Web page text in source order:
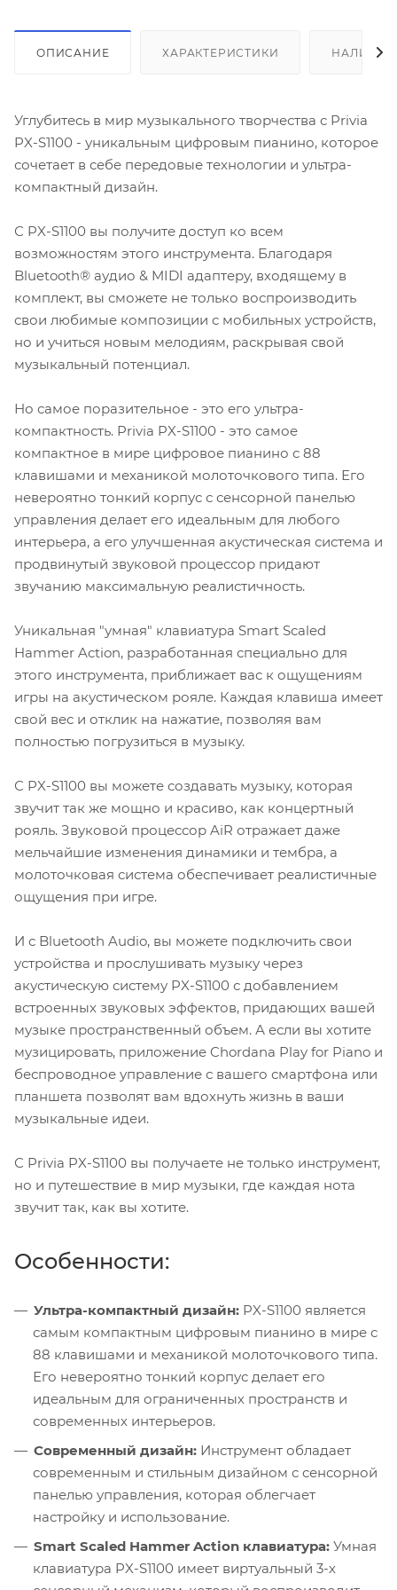
ОПИСАНИЕ ХАРАКТЕРИСТИКИ НАЛИЧИЕ
Углубитесь в мир музыкального творчества с Privia
PX-S1100 - уникальным цифровым пианино, которое
сочетает в себе передовые технологии и ультра-
компактный дизайн.
С PX-S1100 вы получите доступ ко всем
возможностям этого инструмента. Благодаря
Bluetooth® аудио & MIDI адаптеру, входящему в
комплект, вы сможете не только воспроизводить
свои любимые композиции с мобильных устройств,
но и учиться новым мелодиям, раскрывая свой
музыкальный потенциал.
Но самое поразительное - это его ультра-
компактность. Privia PX-S1100 - это самое
компактное в мире цифровое пианино с 88
клавишами и механикой молоточкового типа. Его
невероятно тонкий корпус с сенсорной панелью
управления делает его идеальным для любого
интерьера, а его улучшенная акустическая система и
продвинутый звуковой процессор придают
звучанию максимальную реалистичность.
Уникальная "умная" клавиатура Smart Scaled
Hammer Action, разработанная специально для
этого инструмента, приближает вас к ощущениям
игры на акустическом рояле. Каждая клавиша имеет
свой вес и отклик на нажатие, позволяя вам
полностью погрузиться в музыку.
С PX-S1100 вы можете создавать музыку, которая
звучит так же мощно и красиво, как концертный
рояль. Звуковой процессор AiR отражает даже
мельчайшие изменения динамики и тембра, а
молоточковая система обеспечивает реалистичные
ощущения при игре.
И с Bluetooth Audio, вы можете подключить свои
устройства и прослушивать музыку через
акустическую систему PX-S1100 с добавлением
встроенных звуковых эффектов, придающих вашей
музыке пространственный объем. А если вы хотите
музицировать, приложение Chordana Play for Piano и
беспроводное управление с вашего смартфона или
планшета позволят вам вдохнуть жизнь в ваши
музыкальные идеи.
С Privia PX-S1100 вы получаете не только инструмент,
но и путешествие в мир музыки, где каждая нота
звучит так, как вы хотите.
Особенности:
Ультра-компактный дизайн: PX-S1100 является
самым компактным цифровым пианино в мире с
88 клавишами и механикой молоточкового типа.
Его невероятно тонкий корпус делает его
идеальным для ограниченных пространств и
современных интерьеров.
Современный дизайн: Инструмент обладает
современным и стильным дизайном с сенсорной
панелью управления, которая облегчает
настройку и использование.
Smart Scaled Hammer Action клавиатура: Умная
клавиатура PX-S1100 имеет виртуальный 3-х